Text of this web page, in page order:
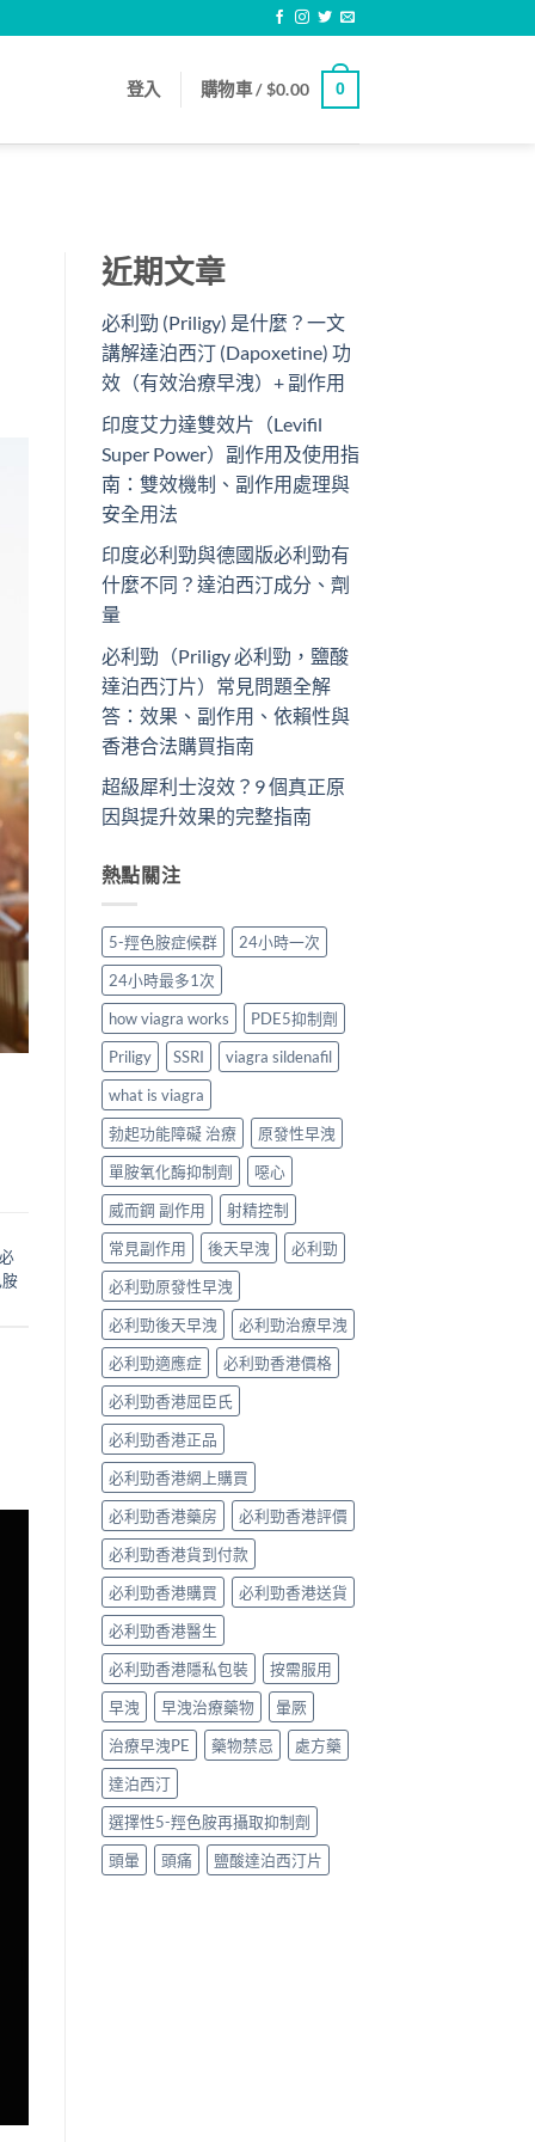
登入 購物車 /$0.00 0
必
近期文章
必利勁 (Priligy) 是什麼？一文
講解達泊西汀 (Dapoxetine) 功
效（有效治療早洩）+ 副作用
印度艾力達雙效片（Levifil
Super Power）副作用及使用指
南：雙效機制、副作用處理與
安全用法
印度必利勁與德國版必利勁有
什麼不同？達泊西汀成分、劑
量
必利勁（Priligy 必利勁，鹽酸
達泊西汀片）常見問題全解
答：效果、副作用、依賴性與
香港合法購買指南
超級犀利士沒效？9 個真正原
因與提升效果的完整指南
熱點關注
5-羥色胺症候群
24小時一次
24小時最多1次
how viagra works
PDE5抑制劑
Priligy
SSRI
viagra sildenafil
what is viagra
勃起功能障礙 治療
原發性早洩
單胺氧化酶抑制劑
噁心
威而鋼 副作用
射精控制
常見副作用
後天早洩
必利勁
必利勁原發性早洩
必利勁後天早洩
必利勁治療早洩
必利勁適應症
必利勁香港價格
必利勁香港屈臣氏
必利勁香港正品
必利勁香港網上購買
必利勁香港藥房
必利勁香港評價
必利勁香港貨到付款
必利勁香港購買
必利勁香港送貨
必利勁香港醫生
必利勁香港隱私包裝
按需服用
早洩
早洩治療藥物
暈厥
治療早洩PE
藥物禁忌
處方藥
達泊西汀
選擇性5-羥色胺再攝取抑制劑
頭暈
頭痛 鹽酸達泊西汀片